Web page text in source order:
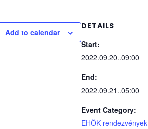
Add to calendar
DETAILS
Start:
2022.09.20..09:00
End:
2022.09.21..05:00
Event Category:
EHÖK rendezvények